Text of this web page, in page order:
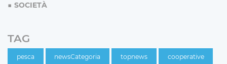
SOCIETÀ
TAG
pesca newsCategoria topnews cooperative